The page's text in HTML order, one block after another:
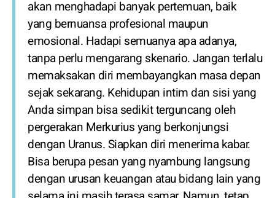
akan menghadapi banyak pertemuan, baik
yang bernuansa profesional maupun
emosional. Hadapi semuanya apa adanya,
tanpa perlu mengarang skenario. Jangan terlalu
memaksakan diri membayangkan masa depan
sejak sekarang. Kehidupan intim dan sisi yang
Anda simpan bisa sedikit terguncang oleh
pergerakan Merkurius yang berkonjungsi
dengan Uranus. Siapkan diri menerima kabar.
Bisa berupa pesan yang nyambung langsung
dengan urusan keuangan atau bidang lain yang